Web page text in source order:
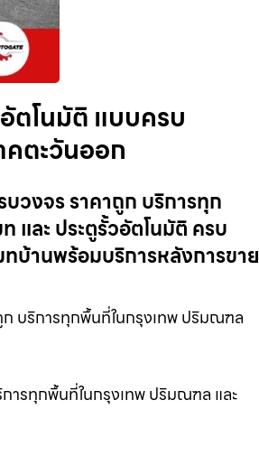
ตโนมัติ แบบครบ
ตะวันออก
วงจร ราคาถูก บริการทุก
และ ประตูรั้วอัตโนมัติ ครบ
บ้านพร้อมบริการหลังการขาย
บริการทุกพื้นที่ในกรุงเทพ ปริมณฑล
ารทุกพื้นที่ในกรุงเทพ ปริมณฑล และ